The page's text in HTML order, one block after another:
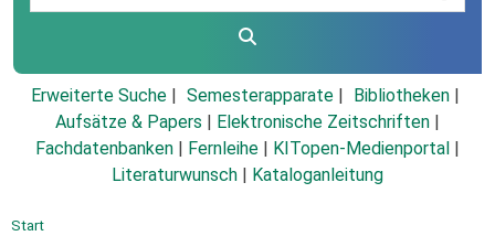
Erweiterte Suche Semesterapparate
Bibliotheken
Aufsätze & Papers
Elektronische Zeitschriften
Fachdatenbanken
Fernleihe KITopen-Medienportal
Literaturwunsch
Kataloganleitung
Start